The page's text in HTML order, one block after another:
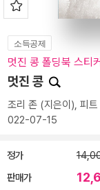
소득공제
멋진 콩 폴딩북 스티
멋진 콩
조리 존 (지은이), 피
022-07-15
정가
판매가